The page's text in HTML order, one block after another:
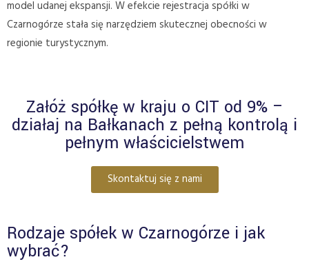
model udanej ekspansji. W efekcie rejestracja spółki w
Czarnogórze stała się narzędziem skutecznej obecności w
regionie turystycznym.
Załóż spółkę w kraju o CIT od 9% –
działaj na Bałkanach z pełną kontrolą i
pełnym właścicielstwem
Skontaktuj się z nami
Rodzaje spółek w Czarnogórze i jak
wybrać?